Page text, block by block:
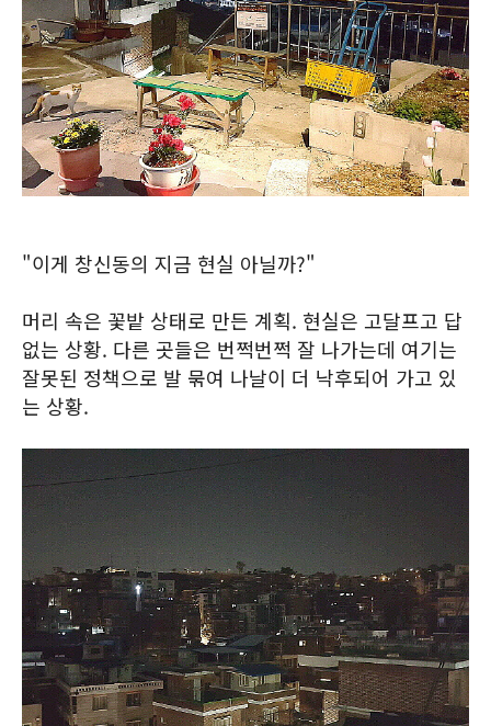
"이게 창신동의 지금 현실 아닐까?"
머리 속은 꽃밭 상태로 만든 계획. 현실은 고달프고 답
없는 상황. 다른 곳들은 번쩍번쩍 잘 나가는데 여기는
잘못된 정책으로 발 묶여 나날이 더 낙후되어 가고 있
는 상황.